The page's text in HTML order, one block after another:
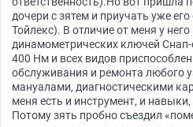
дочери с зятем и приучать уже
Тойлекс). В отличие от меня у
динамометрических ключей
400 Нм и всех видов
обслуживания и ремонта любого
мануалами, диагностическими
меня есть и инструмент, и
Потому зять пробно съездил